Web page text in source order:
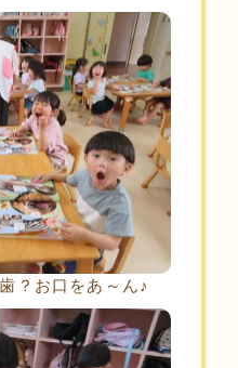
？お口をあ～ん♪